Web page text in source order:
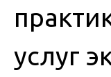
услуг